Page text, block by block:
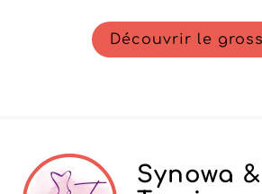
Découvrir le
Synowa &